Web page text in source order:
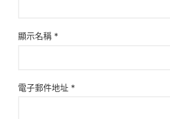
顯示名稱 *
電子郵件地址 *